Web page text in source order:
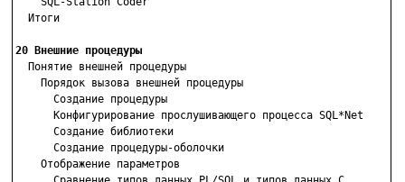
  Итоги
20 Внешние процедуры
Понятие внешней процедуры
    Порядок вызова внешней процедуры
      Создание процедуры
      Конфигурирование прослушивающего процесса SQL*Net
      Создание библиотеки
      Создание процедуры-оболочки
    Отображение параметров